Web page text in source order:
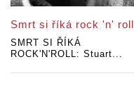
Smrt si říká rock 'n' roll
SMRT SI ŘÍKÁ
ROCK'N'ROLL: Stuart...